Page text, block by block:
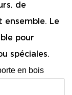
de
Le
pour
spéciales.
en bois